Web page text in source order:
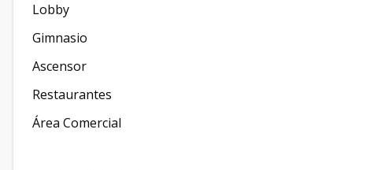
Lobby
Gimnasio
Ascensor
Restaurantes
Área Comercial